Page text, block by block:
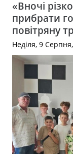
«Вночі
прибрати
повітряну
Неділя, 9